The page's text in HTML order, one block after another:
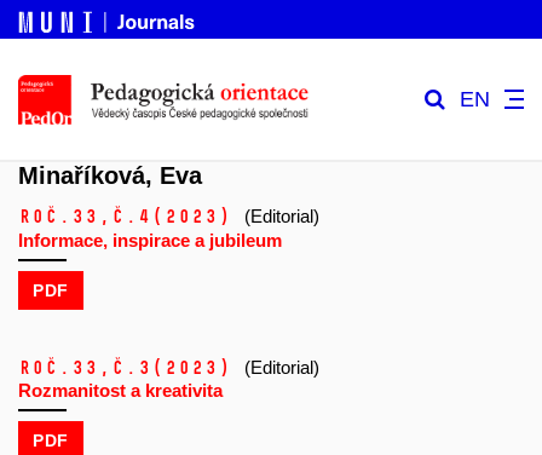
EN
Minaříková, Eva
Roč.33, č.4 (2023)
(Editorial)
Informace, inspirace a jubileum
PDF
Roč.33, č.3 (2023)
(Editorial)
Rozmanitost a kreativita
PDF